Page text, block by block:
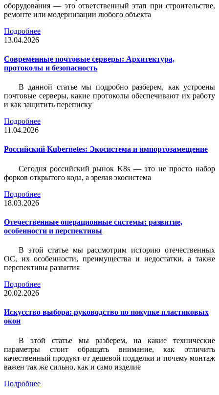
оборудования — это ответственный этап при строительстве,
ремонте или модернизации любого объекта
Подробнее
13.04.2026
Современные почтовые серверы: Архитектура,
протоколы и безопасность
В данной статье мы подробно разберем, как устроены
почтовые серверы, какие протоколы обеспечивают их работу
и как защитить переписку
Подробнее
11.04.2026
Российский Kubernetes: Экосистема и импортозамещение
Сегодня российский рынок K8s — это не просто набор
форков открытого кода, а зрелая экосистема
Подробнее
18.03.2026
Отечественные операционные системы: развитие,
особенности и перспективы
В этой статье мы рассмотрим историю отечественных
ОС, их особенности, преимущества и недостатки, а также
перспективы развития
Подробнее
20.02.2026
Искусство выбора: руководство по покупке пластиковых
окон
В этой статье мы разберем, на какие технические
параметры стоит обращать внимание, как отличить
качественный продукт от дешевой подделки и почему монтаж
важен так же сильно, как и само изделие
Подробнее